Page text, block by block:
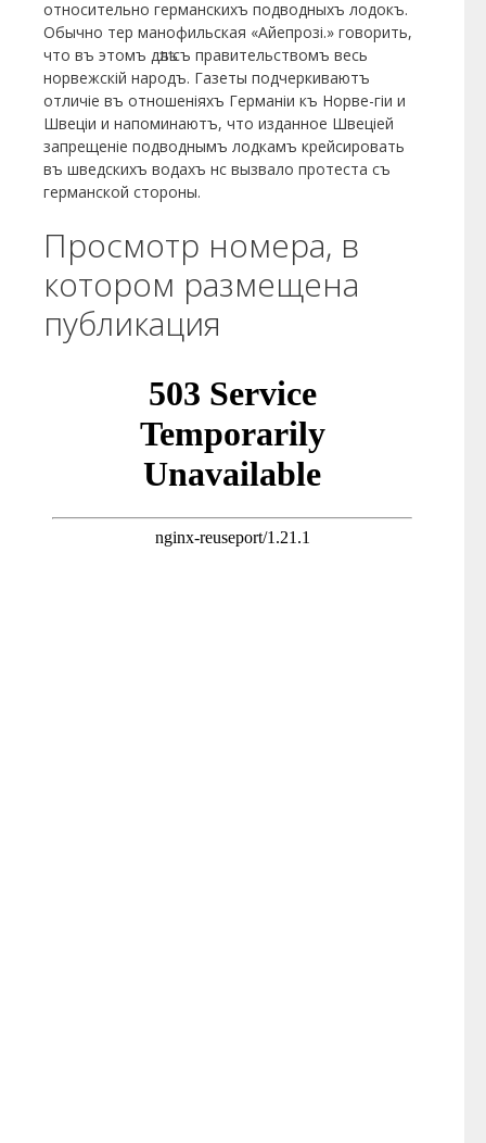
относительно германскихъ подводныхъ лодокъ.
Обычно тер манофильская «Айепрозі.» говорить,
что въ этомъ дѣлѣ съ правительствомъ весь
норвежскій народъ. Газеты подчеркиваютъ
отличіе въ отношеніяхъ Германіи къ Норве-гіи и
Швеціи и напоминаютъ, что изданное Швеціей
запрещеніе подводнымъ лодкамъ крейсировать
въ шведскихъ водахъ нс вызвало протеста съ
германской стороны.
Просмотр номера, в
котором размещена
публикация